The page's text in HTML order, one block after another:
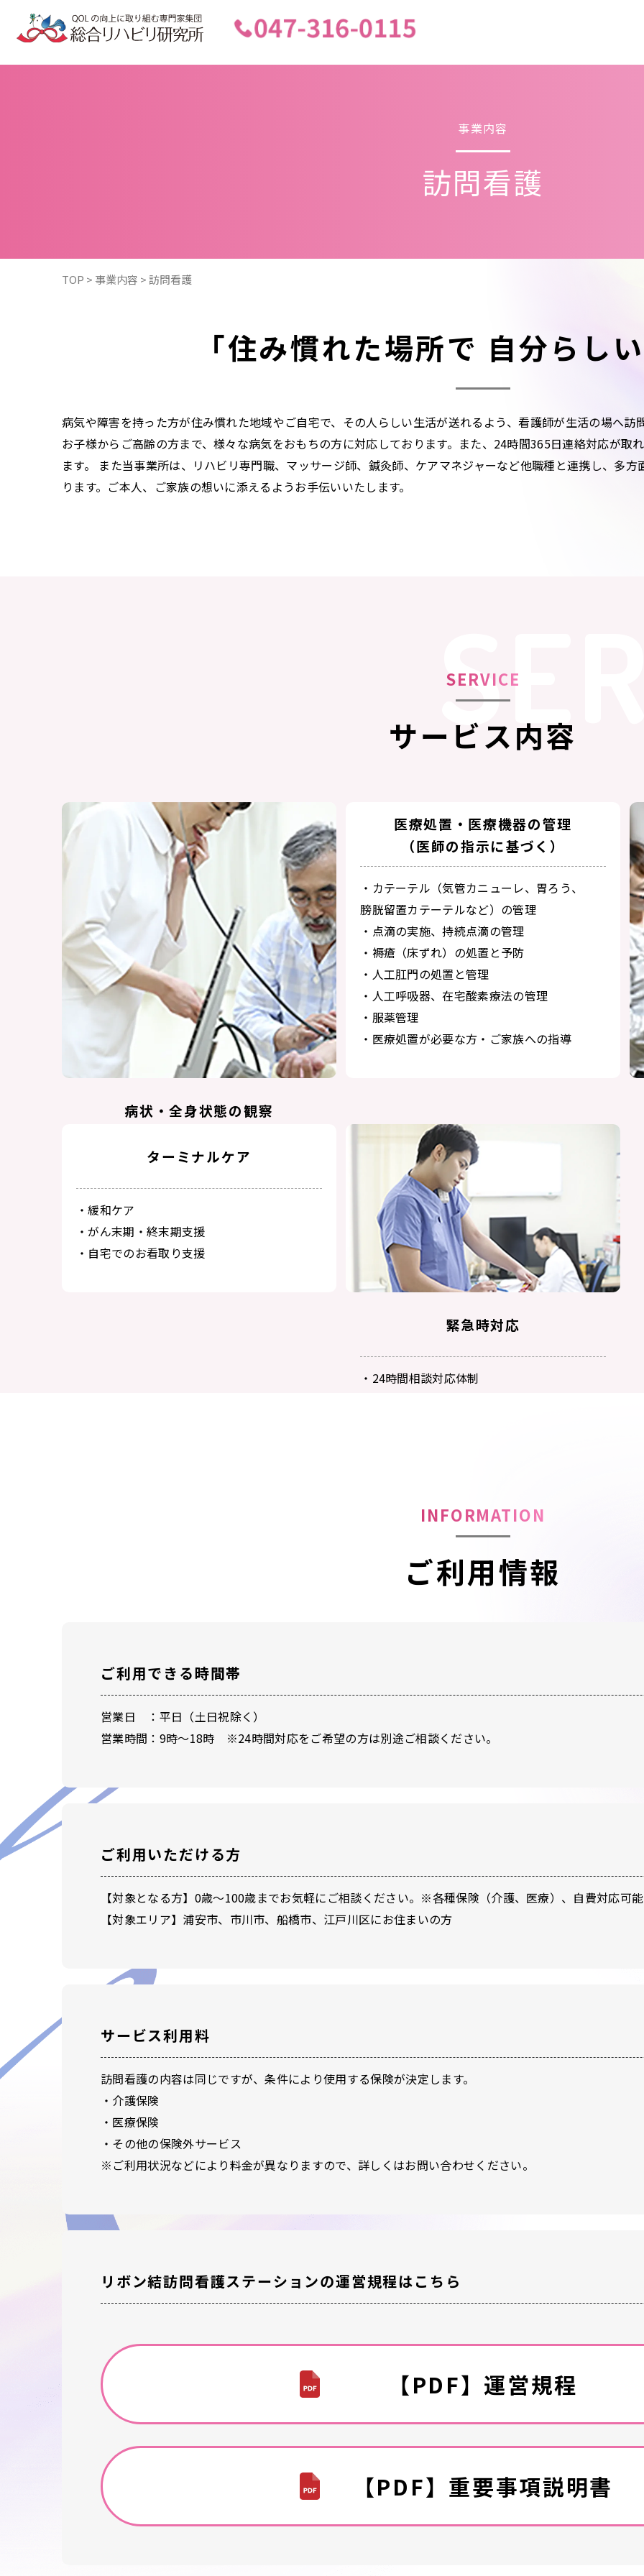
事業内容
訪問看護
TOP > 事業内容 >訪問看護
「住み慣れた場所で 自分らし
病気や障害を持った方が住み慣れた地域やご自宅で、その人らしい生活が送れるよう、看護師が生活の場へ
お子様からご高齢の方まで、様々な病気をおもちの方に対応しております。また、24時間365日連絡対応が取
ます。 また当事業所は、リハビリ専門職、マッサージ師、鍼灸師、ケアマネジャーなど他職種と連携し、多
ります。ご本人、ご家族の想いに添えるようお手伝いいたします。
SERVICE
サービス内容
病状・全身状態の観察
・血圧、体温、脈拍等の測定
・心身の状態を観察
・異常の早期発見・予防
・医師との連携
医療処置・医療機器の管理
（医師の指示に基づく）
・カテーテル（気管カニューレ、胃ろう、
膀胱留置カテーテルなど）の管理
・点滴の実施、持続点滴の管理
・褥瘡（床ずれ）の処置と予防
・人工肛門の処置と管理
・人工呼吸器、在宅酸素療法の管理
・服薬管理
・医療処置が必要な方・ご家族への指導
ターミナルケア
・緩和ケア
・がん末期・終末期支援
・自宅でのお看取り支援
緊急時対応
・24時間相談対応体制
INFORMATION
ご利用情報
ご利用できる時間帯
営業日 ：平日（土日祝除く）
営業時間：9時～18時 ※24時間対応をご希望の方は別途ご相談ください。
ご利用いただける方
【対象となる方】0歳～100歳までお気軽にご相談ください。※各種保険（介護、医療）、自費対応可
【対象エリア】浦安市、市川市、船橋市、江戸川区にお住まいの方
サービス利用料
訪問看護の内容は同じですが、条件により使用する保険が決定します。
・介護保険
・医療保険
・その他の保険外サービス
※ご利用状況などにより料金が異なりますので、詳しくはお問い合わせください。
リボン結訪問看護ステーションの運営規程はこちら
【PDF】運営規程
【PDF】重要事項説明書